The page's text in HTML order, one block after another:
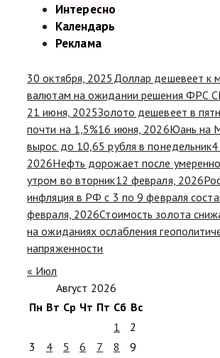
Интересно
Календарь
Реклама
30 октября, 2025 Доллар дешевеет к
валютам на ожидании решения ФРС
21 июня, 2025Золото дешевеет в
почти на 1,5%16 июня, 2026Юань на
вырос до 10,65 рубля в понедельник4
2026Нефть дорожает после
утром во вторник12 февраля, 2026
инфляция в РФ с 3 по 9 февраля
февраля, 2026Стоимость золота
на ожиданиях ослабления
напряженности
« Июл
Август 2026
Пн Вт Ср Чт Пт Сб Вс
1
2
3
4 5 6 7 8
9